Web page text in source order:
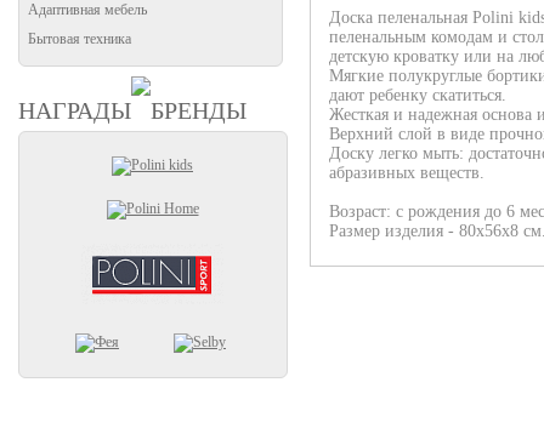
Адаптивная мебель
Бытовая техника
НАГРАДЫ БРЕНДЫ
Доска пеленальная Polini
пеленальным комодам и
детскую кроватку или на
Мягкие полукруглые
дают ребенку скатиться.
Жесткая и надежная основа
Верхний слой в виде
Доску легко мыть:
абразивных веществ.
Возраст: с рождения до 6
Размер изделия - 80х56х8